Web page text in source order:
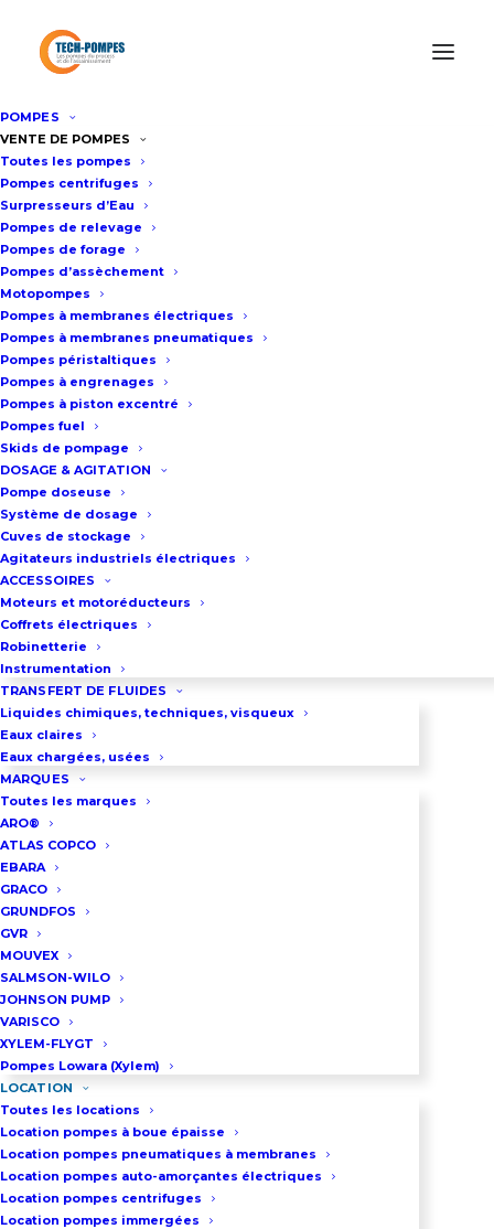
POMPES
VENTE DE POMPES
Toutes les pompes
Pompes centrifuges
Surpresseurs d’Eau
Pompes de relevage
Pompes de forage
Pompes d’assèchement
Motopompes
Pompes à membranes électriques
Pompes à membranes pneumatiques
Pompes péristaltiques
Pompes à engrenages
Pompes à piston excentré
Pompes fuel
Skids de pompage
DOSAGE & AGITATION
Pompe doseuse
Système de dosage
Cuves de stockage
Agitateurs industriels électriques
ACCESSOIRES
Moteurs et motoréducteurs
Coffrets électriques
Robinetterie
Instrumentation
TRANSFERT DE FLUIDES
Liquides chimiques, techniques, visqueux
Eaux claires
Eaux chargées, usées
MARQUES
Toutes les marques
ARO®
ATLAS COPCO
EBARA
GRACO
GRUNDFOS
GVR
MOUVEX
SALMSON-WILO
JOHNSON PUMP
VARISCO
XYLEM-FLYGT
Pompes Lowara (Xylem)
LOCATION
Toutes les locations
Location pompes à boue épaisse
Location pompes pneumatiques à membranes
Location pompes auto-amorçantes électriques
Location pompes centrifuges
Location pompes immergées
Accueil
Location de pompes
Location pompes volumétriques tournantes
LOCATION POMPES
VOLUMÉTRIQUES
TOURNANTES
NOTRE GAMME DE POMPES
VOLUMÉTRIQUES
TOURNANTES POUR LIQUIDES
FLUIDES ET VISQUEUX
LOCATION POMPE À ENGRENAGES
65M3/H – 10BAR
- Débit maxi : 65 m3/h
- Pression maxi : 10 bar
- LOC9230
A partir de 545 €HT par semaine